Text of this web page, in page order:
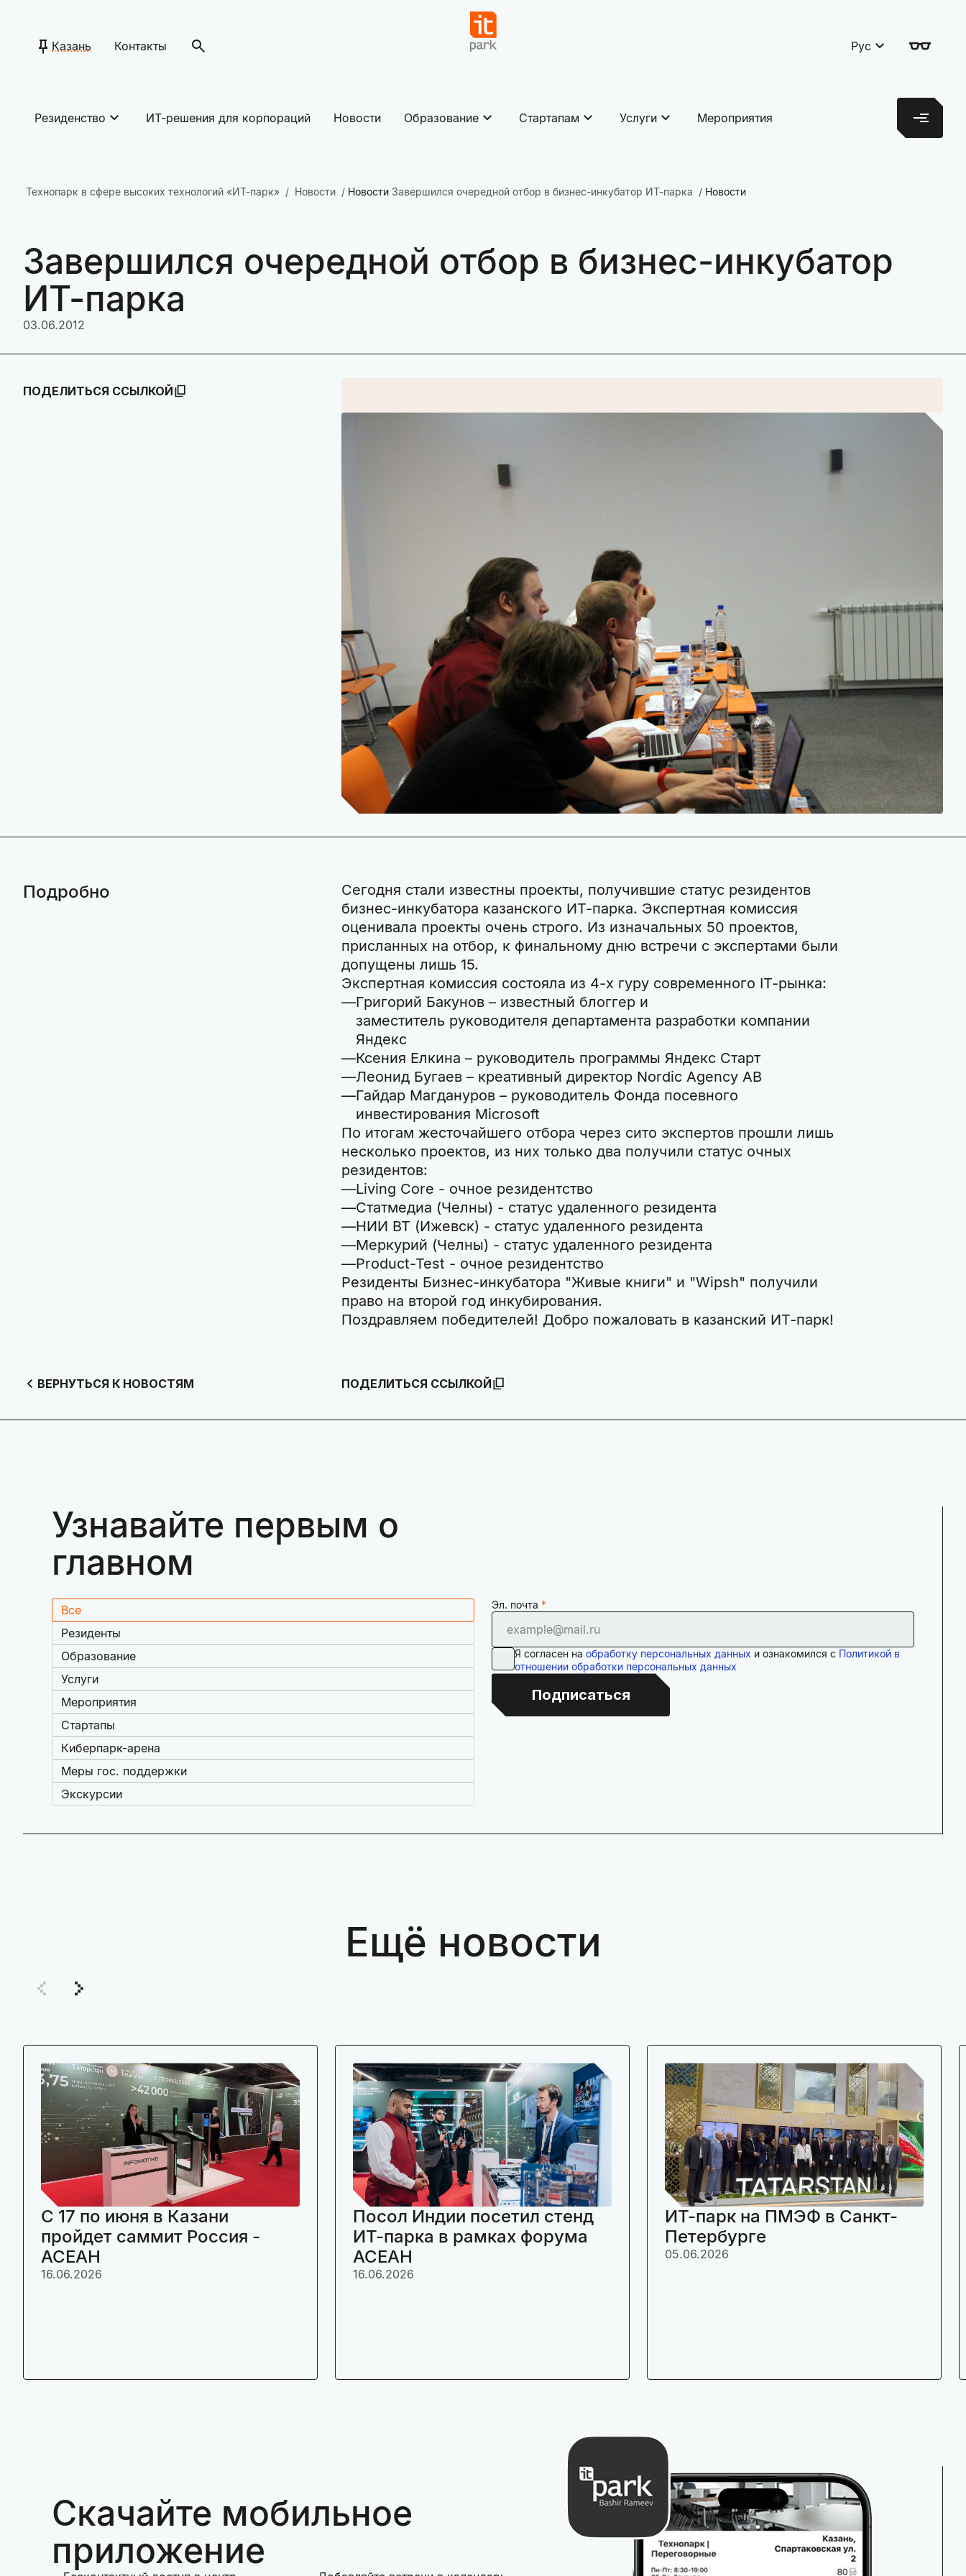
Казань Контакты Рус
Резиденство ИТ-решения для корпораций Новости Образование Стартапам Услуги Мероприятия
Технопарк в сфере высоких технологий «ИТ-парк» Новости Новости Завершился очередной отбор в бизнес-инкубатор ИТ-парка Новости
Завершился очередной отбор в бизнес-инкубатор
ИТ-парка
03.06.2012
ПОДЕЛИТЬСЯ ССЫЛКОЙ
Подробно
Сегодня стали известны проекты, получившие статус резидентов
бизнес-инкубатора казанского ИТ-парка. Экспертная комиссия
оценивала проекты очень строго. Из изначальных 50 проектов,
присланных на отбор, к финальному дню встречи с экспертами были
допущены лишь 15.
Экспертная комиссия состояла из 4-х гуру современного IT-рынка:
Григорий Бакунов – известный блоггер и
заместитель руководителя департамента разработки компании
Яндекс
Ксения Елкина – руководитель программы Яндекс Старт
Леонид Бугаев – креативный директор Nordic Agency AB
Гайдар Магдануров – руководитель Фонда посевного
инвестирования Microsoft
По итогам жесточайшего отбора через сито экспертов прошли лишь
несколько проектов, из них только два получили статус очных
резидентов:
Living Core - очное резидентство
Статмедиа (Челны) - статус удаленного резидента
НИИ ВТ (Ижевск) - статус удаленного резидента
Меркурий (Челны) - статус удаленного резидента
Product-Test - очное резидентство
Резиденты Бизнес-инкубатора "Живые книги" и "Wipsh" получили
право на второй год инкубирования.
Поздравляем победителей! Добро пожаловать в казанский ИТ-парк!
ВЕРНУТЬСЯ К НОВОСТЯМ ПОДЕЛИТЬСЯ ССЫЛКОЙ
Узнавайте первым о
главном
Все
Резиденты
Образование
Услуги
Мероприятия
Стартапы
Киберпарк-арена
Меры гос. поддержки
Экскурсии
Эл. почта
Я согласен на обработку персональных данных и ознакомился с Политикой в
отношении обработки персональных данных
Подписаться
Ещё новости
C 17 по июня в Казани
пройдет саммит Россия -
АСЕАН
16.06.2026
Посол Индии посетил стенд
ИТ-парка в рамках форума
АСЕАН
16.06.2026
ИТ-парк на ПМЭФ в Санкт-
Петербурге
05.06.2026
Скачайте мобильное
приложение